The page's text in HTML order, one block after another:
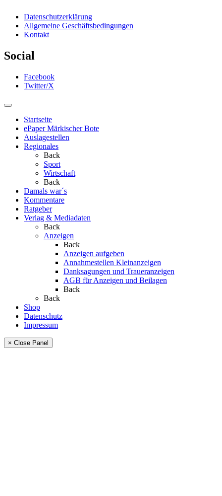
Datenschutzerklärung
Allgemeine Geschäftsbedingungen
Kontakt
Social
Facebook
Twitter/X
Startseite
ePaper Märkischer Bote
Auslagestellen
Regionales
Back
Sport
Wirtschaft
Back
Damals war´s
Kommentare
Ratgeber
Verlag & Mediadaten
Back
Anzeigen
Back
Anzeigen aufgeben
Annahmestellen Kleinanzeigen
Danksagungen und Traueranzeigen
AGB für Anzeigen und Beilagen
Back
Back
Shop
Datenschutz
Impressum
× Close Panel